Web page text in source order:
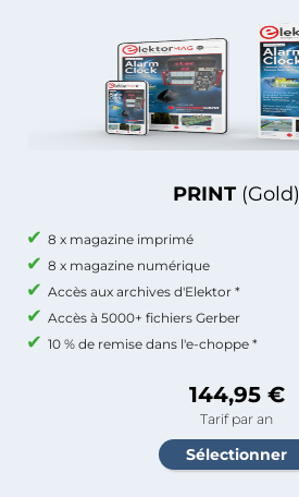
PRINT (Gold)
8 x magazine imprimé
8 x magazine numérique
Accès aux archives d'Elektor *
Accès à 5000+ fichiers Gerber
10 % de remise dans l'e-choppe *
144,95 €
Tarif par an